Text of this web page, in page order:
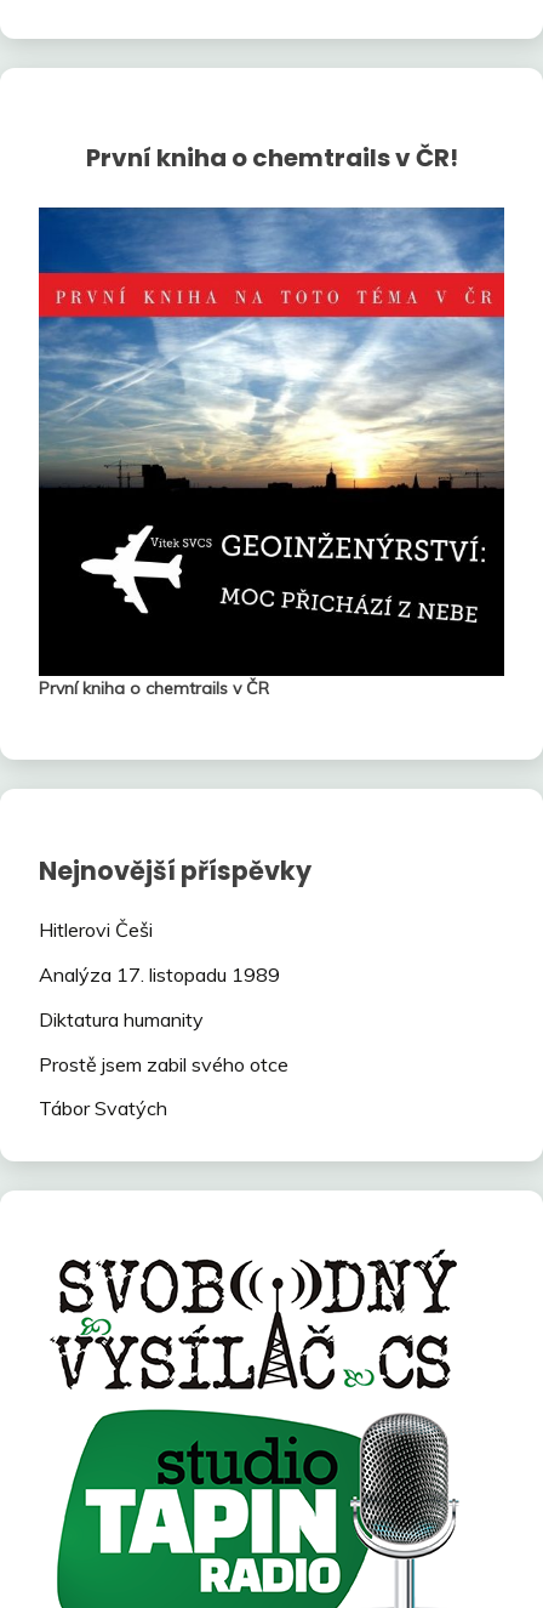
První kniha o chemtrails v ČR!
První kniha o chemtrails v ČR
Nejnovější příspěvky
Hitlerovi Češi
Analýza 17. listopadu 1989
Diktatura humanity
Prostě jsem zabil svého otce
Tábor Svatých